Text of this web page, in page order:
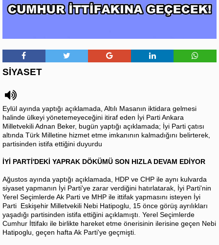
SİYASET
Eylül ayında yaptığı açıklamada, Altılı Masanın iktidara gelmesi
halinde ülkeyi yönetemeyeceğini itiraf eden İyi Parti Ankara
Milletvekili Adnan Beker, bugün yaptığı açıklamada; İyi Parti çatısı
altında Türk Milletine hizmet etme imkanının kalmadığını belirterek,
partisinden istifa ettiğini duyurdu
İYİ PARTİ'DEKİ YAPRAK DÖKÜMÜ SON HIZLA DEVAM EDİYOR
Ağustos ayında yaptığı açıklamada, HDP ve CHP ile aynı kulvarda
siyaset yapmanın İyi Parti'ye zarar verdiğini hatırlatarak, İyi Parti'nin
Yerel Seçimlerde Ak Parti ve MHP ile ittifak yapmasını isteyen İyi
Parti Eskişehir Milletvekili Nebi Hatipoglu, 15 önce görüş ayrılıkları
yaşadığı partisinden istifa ettiğini açıklamıştı. Yerel Seçimlerde
Cumhur İttifakı ile birlikte hareket etme önerisinin ilerisine geçen Nebi
Hatipoglu, geçen hafta Ak Parti'ye geçmişti.